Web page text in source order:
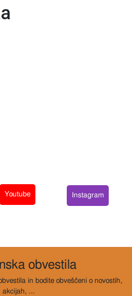
Youtube Instagram
obvestila
in bodite obveščeni o novostih,
akcijah, ...